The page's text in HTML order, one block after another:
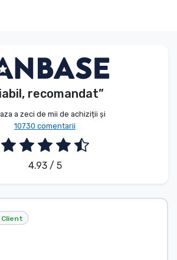
recomandat”
a zeci de mii de achiziții și
10730 comentarii
4.93 / 5
Client